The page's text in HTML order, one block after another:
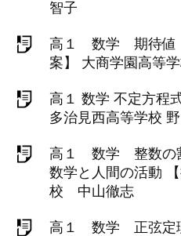
智子
高１ 数学 期待値
案】 大商学園高等
高１ 数学 不定方程
多治見西高等学校
高１ 数学 整数の
数学と人間の活動
校 中山徹志
高１ 数学 正弦定